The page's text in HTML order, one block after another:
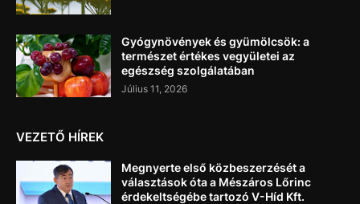
Gyógynövények és gyümölcsök: a
természet értékes vegyületei az
egészség szolgálatában
Július 11, 2026
VEZETŐ HÍREK
Megnyerte első közbeszerzését a
választások óta a Mészáros Lőrinc
érdekeltségébe tartozó V-Híd Kft.